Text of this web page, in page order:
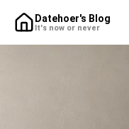
Datehoer's Blog
It's now or never